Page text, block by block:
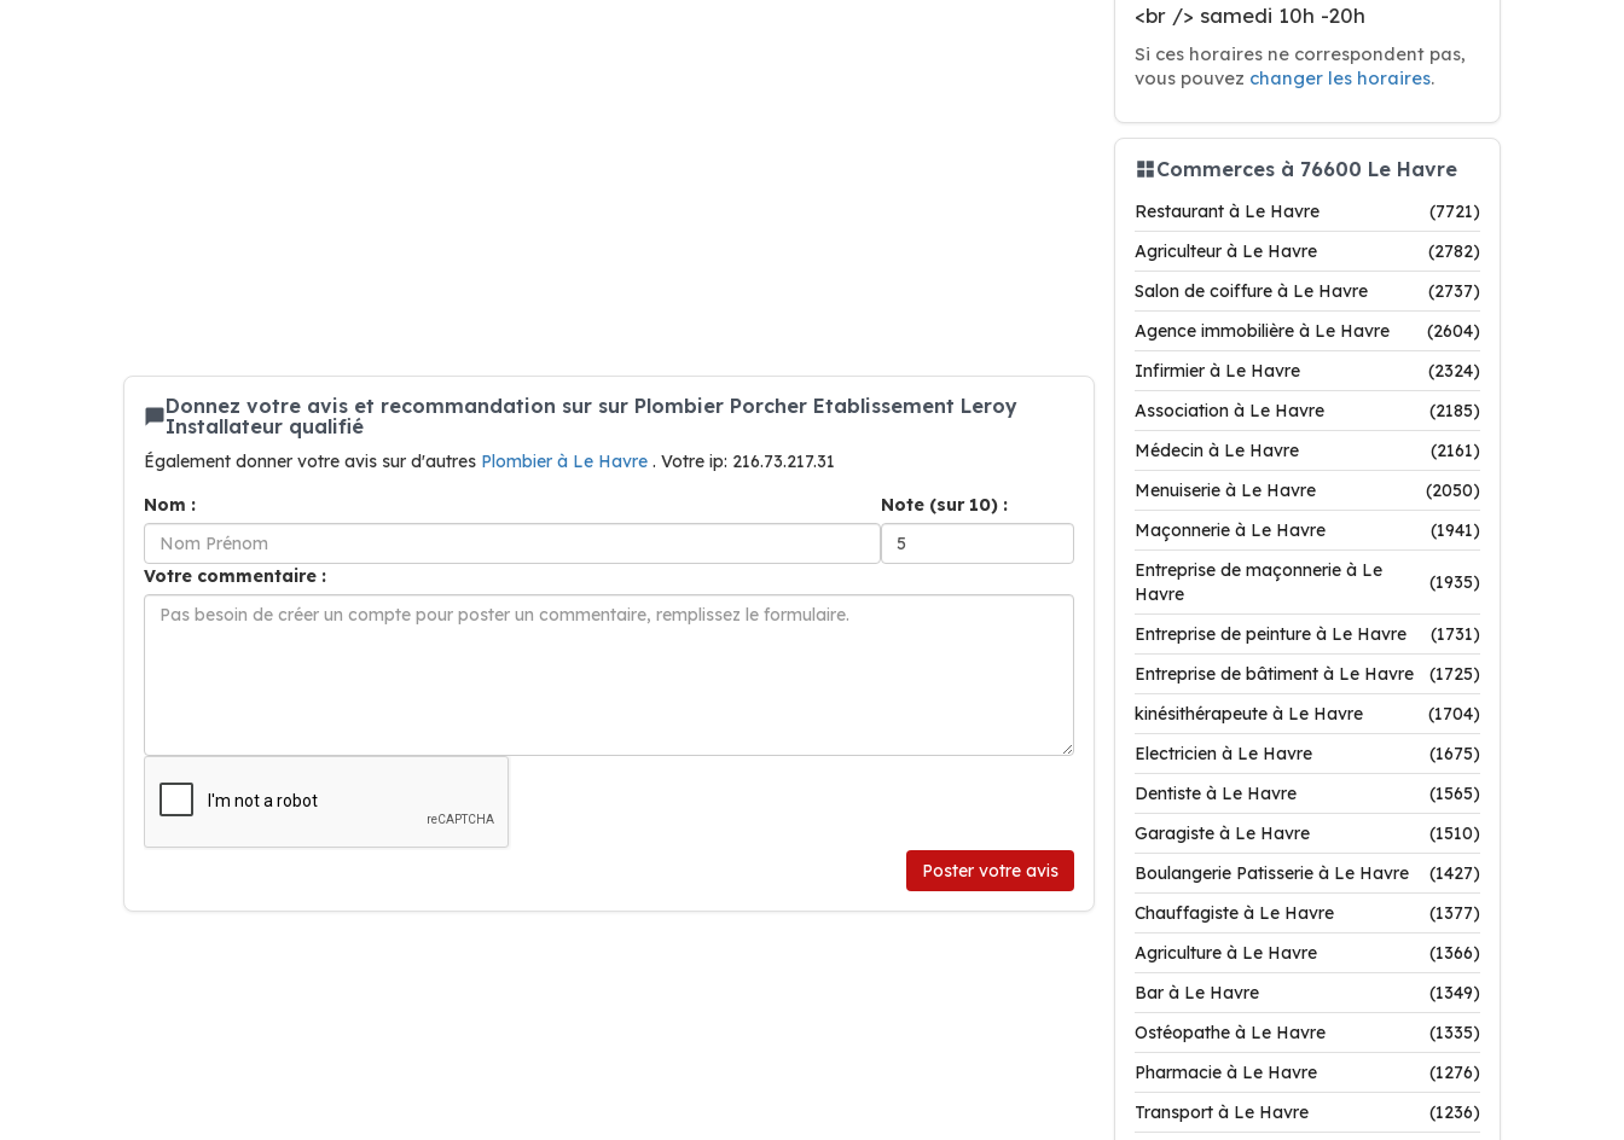
Donnez votre avis et recommandation sur sur Plombier Porcher Etablissement Leroy
Installateur qualifié
Également donner votre avis sur d'autres Plombier à Le Havre . Votre ip: 216.73.217.31
Nom :
Note (sur 10) :
Votre commentaire :
Poster votre avis
<br /> samedi 10h -20h
Si ces horaires ne correspondent pas,
vous pouvez changer les horaires.
Commerces à 76600 Le Havre
Restaurant à Le Havre
(7721)
Agriculteur à Le Havre
(2782)
Salon de coiffure à Le Havre
(2737)
Agence immobilière à Le Havre
(2604)
Infirmier à Le Havre
(2324)
Association à Le Havre
(2185)
Médecin à Le Havre
(2161)
Menuiserie à Le Havre
(2050)
Maçonnerie à Le Havre
(1941)
Entreprise de maçonnerie à Le
Havre
(1935)
Entreprise de peinture à Le Havre
(1731)
Entreprise de bâtiment à Le Havre
(1725)
kinésithérapeute à Le Havre
(1704)
Electricien à Le Havre
(1675)
Dentiste à Le Havre
(1565)
Garagiste à Le Havre
(1510)
Boulangerie Patisserie à Le Havre
(1427)
Chauffagiste à Le Havre
(1377)
Agriculture à Le Havre
(1366)
Bar à Le Havre
(1349)
Ostéopathe à Le Havre
(1335)
Pharmacie à Le Havre
(1276)
Transport à Le Havre
(1236)